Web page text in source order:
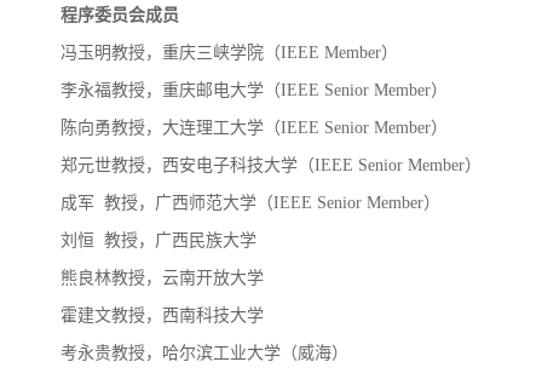
程序委员会成员
冯玉明教授，重庆三峡学院（IEEE Member）
李永福教授，重庆邮电大学（IEEE Senior Member）
陈向勇教授，大连理工大学（IEEE Senior Member）
郑元世教授，西安电子科技大学（IEEE Senior Member）
成军 教授，广西师范大学（IEEE Senior Member）
刘恒 教授，广西民族大学
熊良林教授，云南开放大学
霍建文教授，西南科技大学
考永贵教授，哈尔滨工业大学（威海）